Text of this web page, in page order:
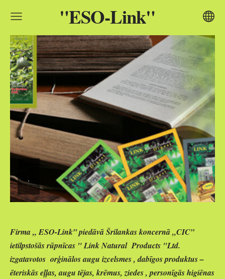
"ESO-Link"
.
Firma „ ESO-Link” piedāvā Šrilankas koncernā „CIC”
ietilpstošās rūpnīcas " Link Natural Products "Ltd.
izgatavotos orģinālos augu izcelsmes , dabīgos produktus –
ēteriskās eļļas, augu tējas, krēmus, ziedes , personīgās higiēnas